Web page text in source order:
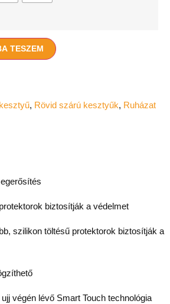
TESZEM
, Rövid szárú kesztyűk, Ruházat
biztosítják a védelmet
szilikon töltésű protektorok biztosítják a
végén lévő Smart Touch technológia